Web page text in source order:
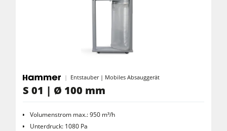
Entstauber | Mobiles Absauggerät
S 01 | Ø 100 mm
Volumenstrom max.: 950 m³/h
Unterdruck: 1080 Pa